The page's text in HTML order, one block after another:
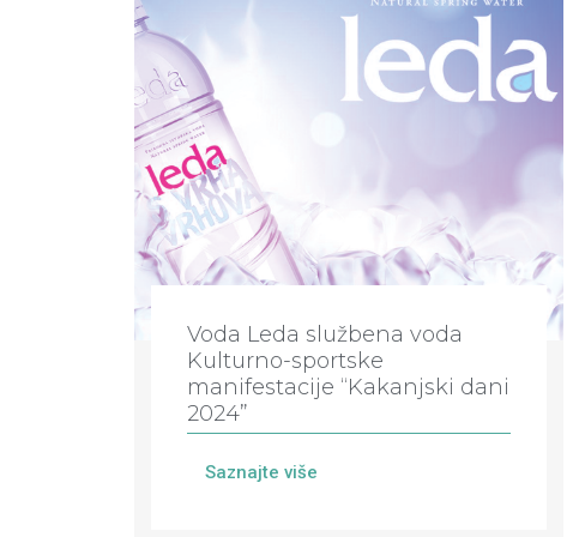
Voda Leda službena voda
Kulturno-sportske
manifestacije “Kakanjski dani
2024”
Saznajte više